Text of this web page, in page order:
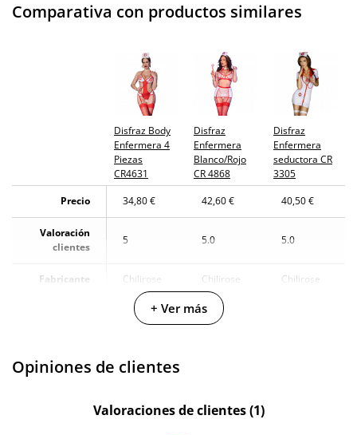
Garantías 3 años de garantía
El martes 11 de agosto (fecha estimada)
Comparativa con productos similares
Disfraz Body
Enfermera 4
Piezas
CR4631
Disfraz
Enfermera
Blanco/Rojo
CR 4868
Disfraz
Enfermera
seductora CR
3305
Precio
34,80 € 42,60 € 40,50 €
Valoración
clientes
5 5.0 5.0
Fabricante Chilirose Chilirose Chilirose
Rojo Blanco
+ Ver más
Opiniones de clientes
Valoraciones de clientes (1)